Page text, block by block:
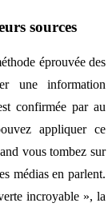
sources
éprouvée des
une information
confirmée par au
appliquer ce
vous tombez sur
médias en parlent.
incroyable », la